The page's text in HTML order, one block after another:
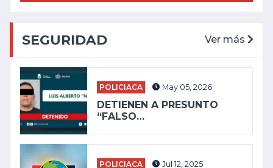
SEGURIDAD Ver más
POLICIACA May 05, 2026
DETIENEN A PRESUNTO
“FALSO…
POLICIACA Jul 12, 2025